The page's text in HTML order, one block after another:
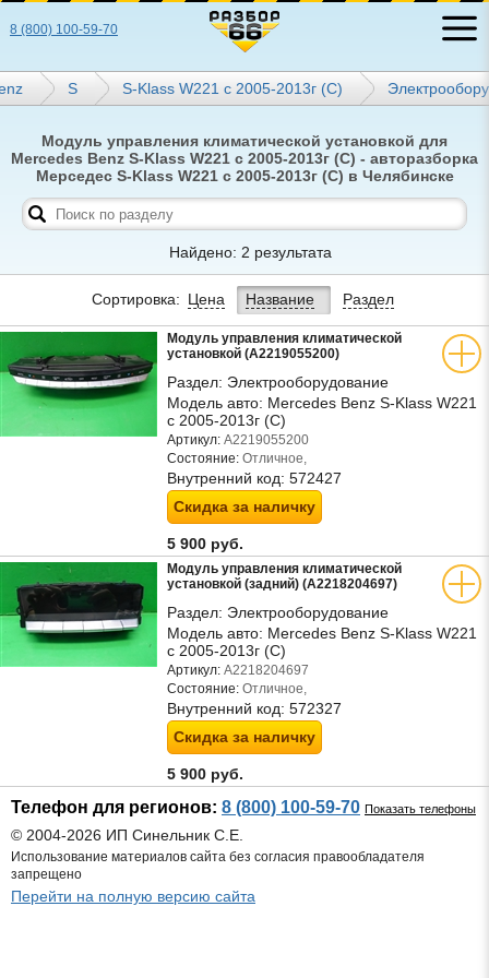
8 (800) 100-59-70
S S-Klass W221 с 2005-2013г (С)
Модуль управления климатической установкой для
Mercedes Benz S-Klass W221 с 2005-2013г (С) - авторазборка
Мерседес S-Klass W221 с 2005-2013г (С) в Челябинске
Найдено: 2 результата
Сортировка: Цена Название Раздел
Модуль управления климатической
установкой (A2219055200)
Раздел: Электрооборудование
Модель авто: Mercedes Benz S-Klass W221
с 2005-2013г (С)
Артикул: A2219055200
Состояние: Отличное,
Внутренний код: 572427
Скидка за наличку
5 900 руб.
Модуль управления климатической
установкой (задний) (A2218204697)
Раздел: Электрооборудование
Модель авто: Mercedes Benz S-Klass W221
с 2005-2013г (С)
Артикул: A2218204697
Состояние: Отличное,
Внутренний код: 572327
Скидка за наличку
5 900 руб.
Телефон для регионов: 8 (800) 100-59-70 Показать телефоны
© 2004-2026 ИП Синельник С.Е.
Использование материалов сайта без согласия правообладателя
запрещено
Перейти на полную версию сайта